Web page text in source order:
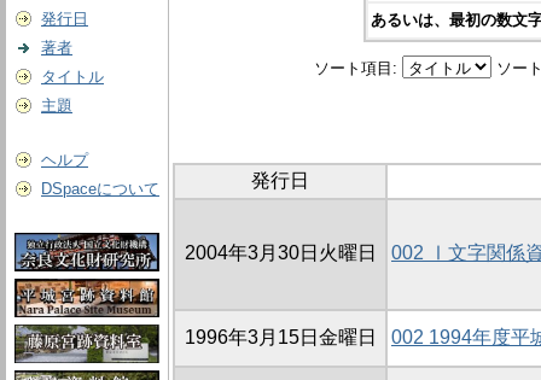
発行日
著者
タイトル
主題
ヘルプ
DSpaceについて
あるいは、最初の数文
ソート項目: ソー
発行日
2004年3月30日火曜日 002 Ⅰ文字関係
1996年3月15日金曜日 002 1994年度平